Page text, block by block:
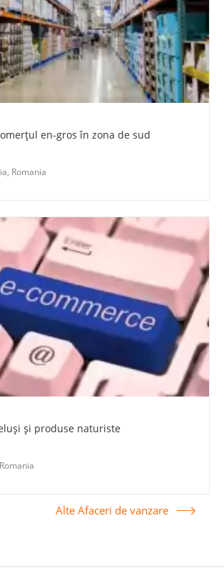
en-gros în zona de sud
Romania
și produse naturiste
Alte Afaceri de vanzare